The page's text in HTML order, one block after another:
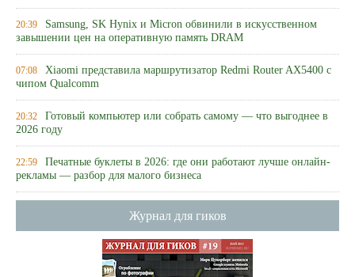
20:39 Samsung, SK Hynix и Micron обвинили в искусственном
завышении цен на оперативную память DRAM
07:08 Xiaomi представила маршрутизатор Redmi Router AX5400 с
чипом Qualcomm
20:32 Готовый компьютер или собрать самому — что выгоднее в
2026 году
22:59 Печатные буклеты в 2026: где они работают лучше онлайн-
рекламы — разбор для малого бизнеса
Журнал для гиков